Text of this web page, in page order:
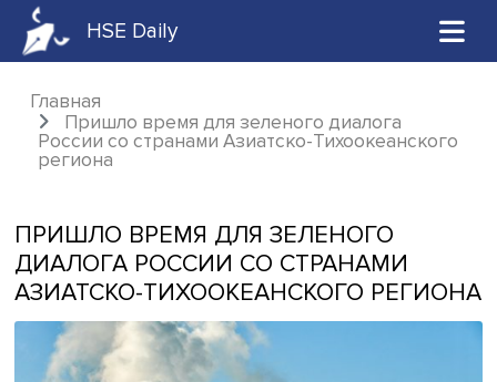
HSE Daily
Главная
Пришло время для зеленого диалога
России со странами Азиатско-
ПРИШЛО ВРЕМЯ ДЛЯ ЗЕЛЕНОГО
ДИАЛОГА РОССИИ СО СТРАНАМИ
АЗИАТСКО-ТИХООКЕАНСКОГО